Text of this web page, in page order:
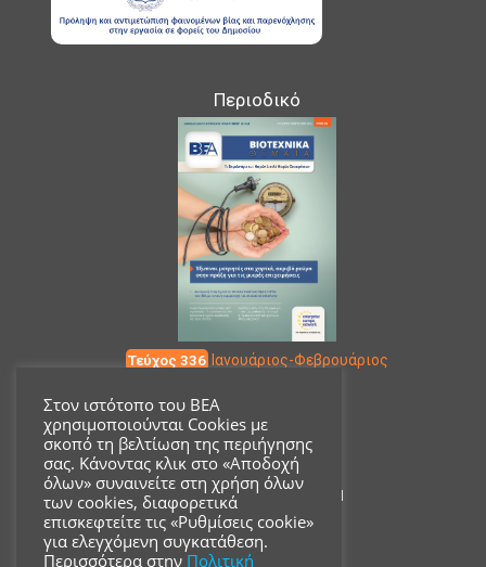
Περιοδικό
Τεύχος 336 Ιανουάριος-Φεβρουάριος
Επικοινωνία
Ακαδημίας 18, ΤΚ 10671
210 3680700
Στον ιστότοπο του ΒΕΑ
χρησιμοποιούνται Cookies με
σκοπό τη βελτίωση της περιήγησης
σας. Κάνοντας κλικ στο «Αποδοχή
όλων» συναινείτε στη χρήση όλων
των cookies, διαφορετικά
επισκεφτείτε τις «Ρυθμίσεις cookie»
για ελεγχόμενη συγκατάθεση.
Περισσότερα στην Πολιτική